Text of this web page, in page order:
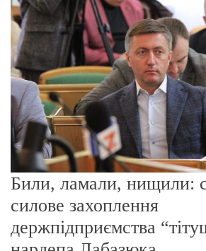
Били, ламали, нищили:
силове захоплення
держпідприємства